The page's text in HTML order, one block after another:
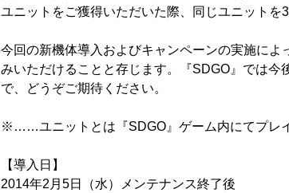
ユニットをご獲得いただいた際、同じユニットを
今回の新機体導入およびキャンペーンの実施に
みいただけることと存じます。『SDGO』では
で、どうぞご期待ください。
※……ユニットとは『SDGO』ゲーム内にてプレ
【導入日】
2014年2月5日（水）メンテナンス終了後